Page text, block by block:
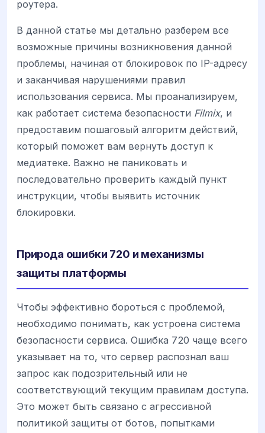
роутера.
В данной статье мы детально разберем все
возможные причины возникновения данной
проблемы, начиная от блокировок по IP-адресу
и заканчивая нарушениями правил
использования сервиса. Мы проанализируем,
как работает система безопасности Filmix, и
предоставим пошаговый алгоритм действий,
который поможет вам вернуть доступ к
медиатеке. Важно не паниковать и
последовательно проверить каждый пункт
инструкции, чтобы выявить источник
блокировки.
Природа ошибки 720 и механизмы
защиты платформы
Чтобы эффективно бороться с проблемой,
необходимо понимать, как устроена система
безопасности сервиса. Ошибка 720 чаще всего
указывает на то, что сервер распознал ваш
запрос как подозрительный или не
соответствующий текущим правилам доступа.
Это может быть связано с агрессивной
политикой защиты от ботов, попытками